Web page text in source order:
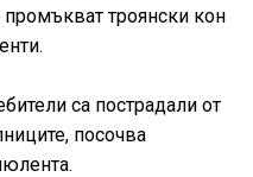
троянски кон
са пострадали от
посочва